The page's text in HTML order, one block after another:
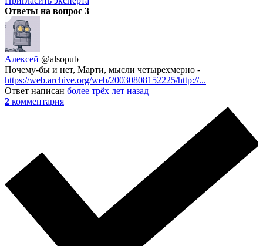
Ответы на вопрос 3
Алексей @alsopub
Почему-бы и нет, Марти, мысли четырехмерно -
https://web.archive.org/web/20030808152225/http://...
Ответ написан более трёх лет назад
2 комментария